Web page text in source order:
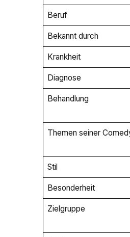
Beruf
Bekannt durch
Krankheit
Diagnose
Behandlung
Themen seiner
Stil
Besonderheit
Zielgruppe